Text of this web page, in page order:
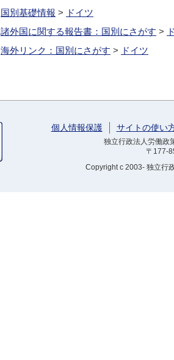
国別基礎情報 > ドイツ
諸外国に関する報告書：国別にさがす >
海外リンク：国別にさがす > ドイツ
個人情報保護 サイトの使い
独立行政法人労働
〒177-
Copyrightc 2003- 独立行